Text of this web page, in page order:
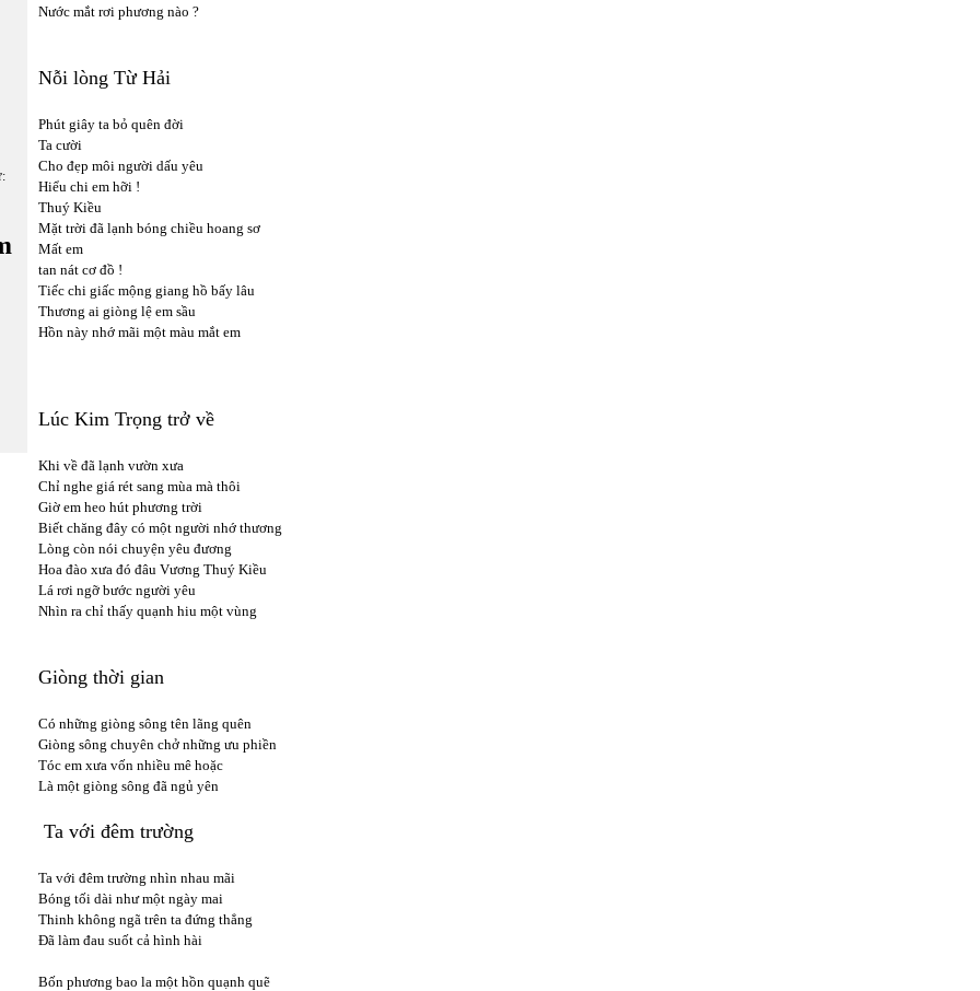
Nước mắt rơi phương nào ?
Nỗi lòng Từ Hải
Phút giây ta bỏ quên đời
Ta cười
Cho đẹp môi người dấu yêu
Hiểu chi em hỡi !
Thuý Kiều
Mặt trời đã lạnh bóng chiều hoang sơ
Mất em
tan nát cơ đồ !
Tiếc chi giấc mộng giang hồ bấy lâu
Thương ai giòng lệ em sầu
Hồn này nhớ mãi một màu mắt em
Lúc Kim Trọng trở về
Khi về đã lạnh vườn xưa
Chỉ nghe giá rét sang mùa mà thôi
Giờ em heo hút phương trời
Biết chăng đây có một người nhớ thương
Lòng còn nói chuyện yêu đương
Hoa đào xưa đó đâu Vương Thuý Kiều
Lá rơi ngỡ bước người yêu
Nhìn ra chỉ thấy quạnh hiu một vùng
Giòng thời gian
Có những giòng sông tên lãng quên
Giòng sông chuyên chở những ưu phiền
Tóc em xưa vốn nhiều mê hoặc
Là một giòng sông đã ngủ yên
Ta với đêm trường
Ta với đêm trường nhìn nhau mãi
Bóng tối dài như một ngày mai
Thinh không ngã trên ta đứng thẳng
Đã làm đau suốt cả hình hài
Bốn phương bao la một hồn quạnh quẽ